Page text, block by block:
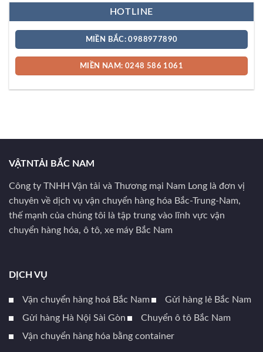
HOTLINE
MIỀN BẮC: 0988977890
MIỀN NAM: 0248 586 1061
VẬTNTẢI BẮC NAM
Công ty TNHH Vận tải và Thương mại Nam Long là đơn vị
chuyên về dịch vụ vận chuyển hàng hóa Bắc-Trung-Nam,
thế mạnh của chúng tôi là tập trung vào lĩnh vực vận
chuyển hàng hóa, ô tô, xe máy Bắc Nam
DỊCH VỤ
Vận chuyển hàng hoá Bắc Nam
Gửi hàng lẻ Bắc Nam
Gửi hàng Hà Nội Sài Gòn
Chuyển ô tô Bắc Nam
Vận chuyển hàng hóa bằng container